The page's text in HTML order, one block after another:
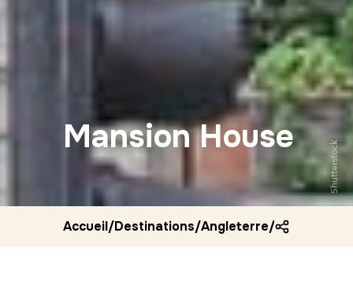
Mansion House
Shutterstock
Accueil/Destinations/Angleterre/Mansion